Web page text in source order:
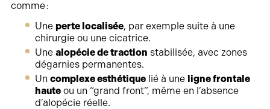
comme :
Une perte localisée, par exemple suite à une
chirurgie ou une cicatrice.
Une alopécie de traction stabilisée, avec zones
dégarnies permanentes.
Un complexe esthétiquelié à une ligne frontale
hauteou un “grand front”, même en l’absence
d’alopécie réelle.